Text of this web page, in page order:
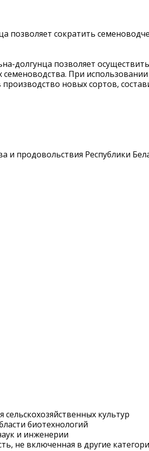
сократить
долгунца позволяет
При
новых сортов,
продовольствия Республики
культур
биотехнологий
и инженерии
не включенная в другие